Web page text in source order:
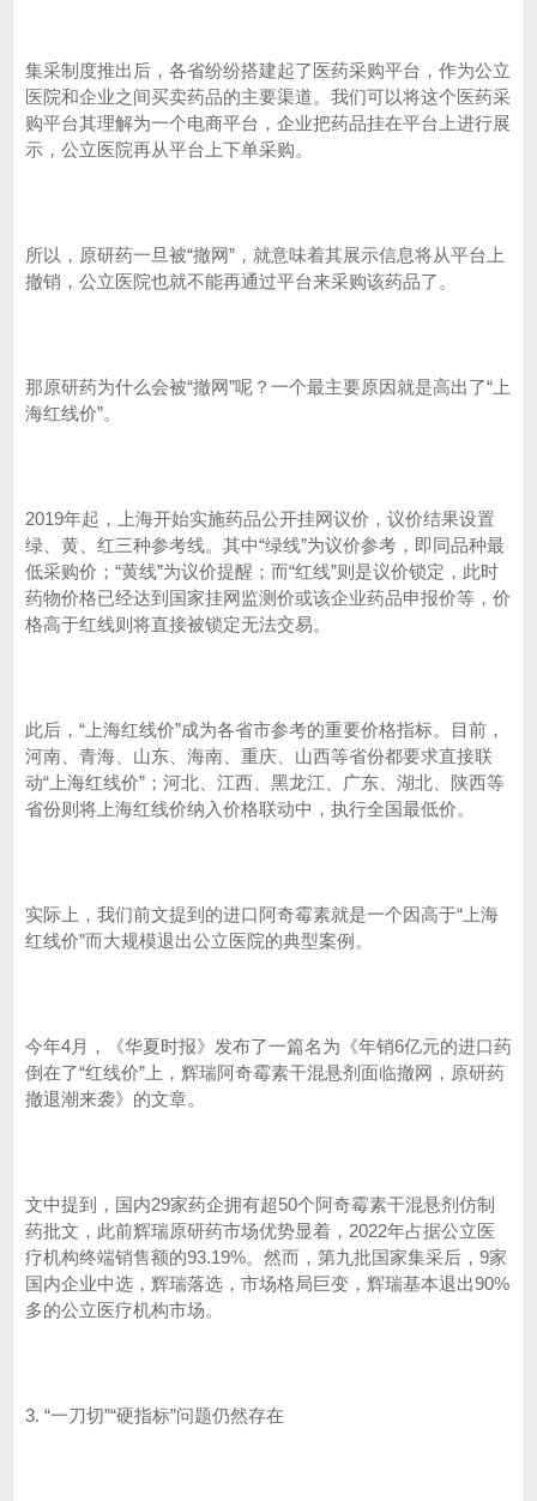
集采制度推出后，各省纷纷搭建起了医药采购平台，作为公立
医院和企业之间买卖药品的主要渠道。我们可以将这个医药采
购平台其理解为一个电商平台，企业把药品挂在平台上进行展
示，公立医院再从平台上下单采购。
所以，原研药一旦被“撤网”，就意味着其展示信息将从平台上
撤销，公立医院也就不能再通过平台来采购该药品了。
那原研药为什么会被“撤网”呢？一个最主要原因就是高出了“上
海红线价”。
2019年起，上海开始实施药品公开挂网议价，议价结果设置
绿、黄、红三种参考线。其中“绿线”为议价参考，即同品种最
低采购价；“黄线”为议价提醒；而“红线”则是议价锁定，此时
药物价格已经达到国家挂网监测价或该企业药品申报价等，价
格高于红线则将直接被锁定无法交易。
此后，“上海红线价”成为各省市参考的重要价格指标。目前，
河南、青海、山东、海南、重庆、山西等省份都要求直接联
动“上海红线价”；河北、江西、黑龙江、广东、湖北、陕西等
省份则将上海红线价纳入价格联动中，执行全国最低价。
实际上，我们前文提到的进口阿奇霉素就是一个因高于“上海
红线价”而大规模退出公立医院的典型案例。
今年4月，《华夏时报》发布了一篇名为《年销6亿元的进口药
倒在了“红线价”上，辉瑞阿奇霉素干混悬剂面临撤网，原研药
撤退潮来袭》的文章。
文中提到，国内29家药企拥有超50个阿奇霉素干混悬剂仿制
药批文，此前辉瑞原研药市场优势显着，2022年占据公立医
疗机构终端销售额的93.19%。然而，第九批国家集采后，9家
国内企业中选，辉瑞落选，市场格局巨变，辉瑞基本退出90%
多的公立医疗机构市场。
3. “一刀切”“硬指标”问题仍然存在